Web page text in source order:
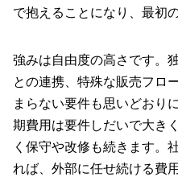
で抱えることになり、最初
強みは自由度の高さです。
との連携、特殊な販売フロ
まらない要件も思いどおり
期費用は要件しだいで大き
く保守や改修も続きます。
れば、外部に任せ続ける費